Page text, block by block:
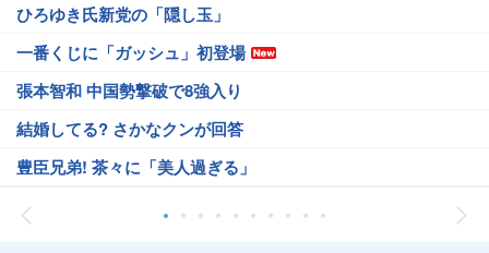
ひろゆき氏新党の「隠し玉」
一番くじに「ガッシュ」初登場
張本智和 中国勢撃破で8強入り
結婚してる? さかなクンが回答
豊臣兄弟! 茶々に「美人過ぎる」